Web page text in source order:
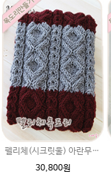
펠리체(시크릿울) 아란무늬 목도리패키지 손뜨개질 남자친구 꽈배기 교차뜨기 뜨개질무늬 만들기뜨기 털실 뜨개질실 무료도안
30,800원